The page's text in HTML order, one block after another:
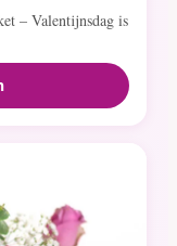
– Valentijnsdag is